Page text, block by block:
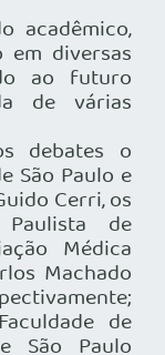
acadêmico,
em diversas
ao futuro
de várias
debates o
São Paulo e
Cerri, os
de
Médica
Machado
de
São Paulo